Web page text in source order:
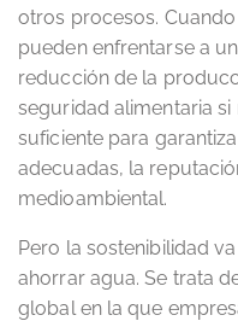
otros procesos.
pueden enfrentarse a
reducción de la
seguridad alimentaria
suficiente para
adecuadas, la
medioambiental.
Pero la sostenibilidad
ahorrar agua. Se trata
global en la que